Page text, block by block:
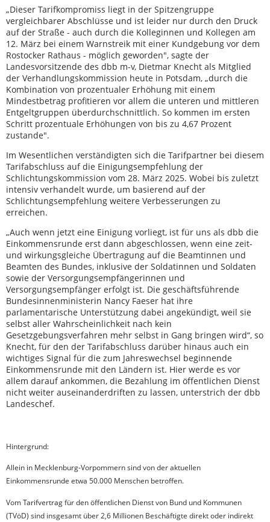
„Dieser Tarifkompromiss liegt in der Spitzengruppe
vergleichbarer Abschlüsse und ist leider nur durch den Druck
auf der Straße - auch durch die Kolleginnen und Kollegen am
12. März bei einem Warnstreik mit einer Kundgebung vor dem
Rostocker Rathaus - möglich geworden", sagte der
Landesvorsitzende des dbb m-v, Dietmar Knecht als Mitglied
der Verhandlungskommission heute in Potsdam, „durch die
Kombination von prozentualer Erhöhung mit einem
Mindestbetrag profitieren vor allem die unteren und mittleren
Entgeltgruppen überdurchschnittlich. So kommen im ersten
Schritt prozentuale Erhöhungen von bis zu 4,67 Prozent
zustande".
Im Wesentlichen verständigten sich die Tarifpartner bei diesem
Tarifabschluss auf die Einigungsempfehlung der
Schlichtungskommission vom 28. März 2025. Wobei bis zuletzt
intensiv verhandelt wurde, um basierend auf der
Schlichtungsempfehlung weitere Verbesserungen zu
erreichen.
„Auch wenn jetzt eine Einigung vorliegt, ist für uns als dbb die
Einkommensrunde erst dann abgeschlossen, wenn eine zeit-
und wirkungsgleiche Übertragung auf die Beamtinnen und
Beamten des Bundes, inklusive der Soldatinnen und Soldaten
sowie der Versorgungsempfängerinnen und
Versorgungsempfänger erfolgt ist. Die geschäftsführende
Bundesinnenministerin Nancy Faeser hat ihre
parlamentarische Unterstützung dabei angekündigt, weil sie
selbst aller Wahrscheinlichkeit nach kein
Gesetzgebungsverfahren mehr selbst in Gang bringen wird“, so
Knecht, für den der Tarifabschluss darüber hinaus auch ein
wichtiges Signal für die zum Jahreswechsel beginnende
Einkommensrunde mit den Ländern ist. Hier werde es vor
allem darauf ankommen, die Bezahlung im öffentlichen Dienst
nicht weiter auseinanderdriften zu lassen, unterstrich der dbb
Landeschef.
Hintergrund:
Allein in Mecklenburg-Vorpommern sind von der aktuellen
Einkommensrunde etwa 50.000 Menschen betroffen.
Vom Tarifvertrag für den öffentlichen Dienst von Bund und Kommunen
(TVöD) sind insgesamt über 2,6 Millionen Beschäftigte direkt oder indirekt